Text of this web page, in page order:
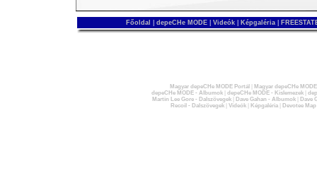
Főoldal depeCHe MODE Videók Képgaléria
Magyar depeCHe MODE Portál
Magyar depeCHe
depeCHe MODE - Albumok| depeCHe MODE - Kislemezek|
Martin Lee Gore - Dalszövegek| Dave Gahan - Albumok|
Dave
Recoil - Dalszövegek| Videók| Képgaléria| Devotee Map